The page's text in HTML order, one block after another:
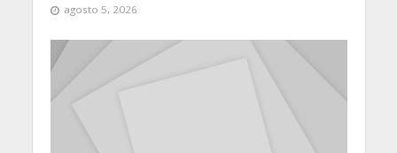
agosto 5, 2026